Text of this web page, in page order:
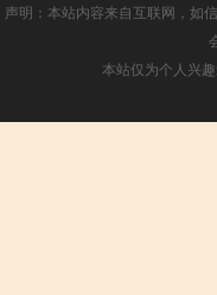
声明：本站内容来自互联网，如
本站仅为个人兴